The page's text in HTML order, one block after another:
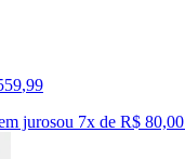
,99
jurosou 7x de R$ 80,00